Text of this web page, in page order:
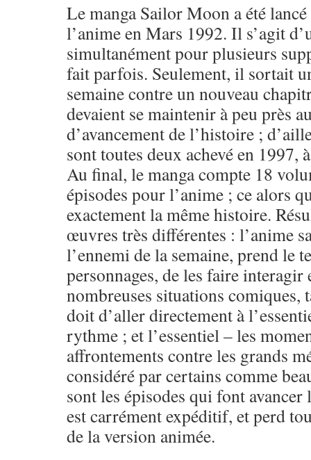
Le manga Sailor Moon a été
l’anime en Mars 1992. Il s’agit
simultanément pour plusieurs
fait parfois. Seulement, il sortait
semaine contre un nouveau
devaient se maintenir à peu près
d’avancement de l’histoire ;
sont toutes deux achevé en 1997,
Au final, le manga compte 18
épisodes pour l’anime ; ce alors
exactement la même histoire.
œuvres très différentes : l’anime
l’ennemi de la semaine, prend le
personnages, de les faire interagir
nombreuses situations comiques,
doit d’aller directement à
rythme ; et l’essentiel – les
affrontements contre les grands
considéré par certains comme
sont les épisodes qui font
est carrément expéditif, et perd
de la version animée.